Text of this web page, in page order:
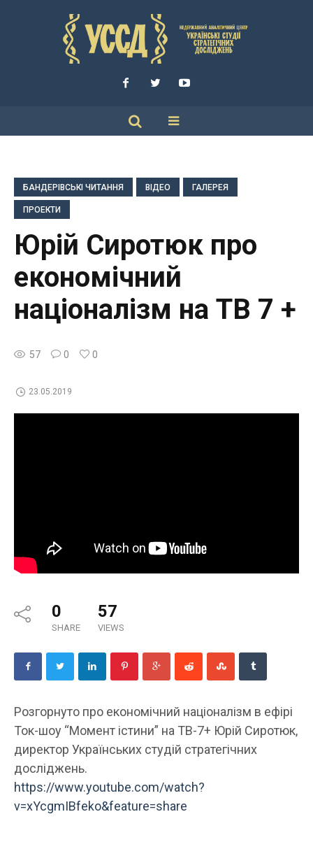
БАНДЕРІВСЬКІ ЧИТАННЯ ВІДЕО ГАЛЕРЕЯ
ПРОЕКТИ
Юрій Сиротюк про
економічний
націоналізм на ТВ 7 +
57 0 0
23.05.2019
0
SHARE
57
VIEWS
Розгорнуто про економічний націоналізм в ефірі
Ток-шоу “Момент істини” на ТВ-7+ Юрій Сиротюк,
директор Українських студій стратегічних
досліджень.
https://www.youtube.com/watch?
v=xYcgmIBfeko&feature=share